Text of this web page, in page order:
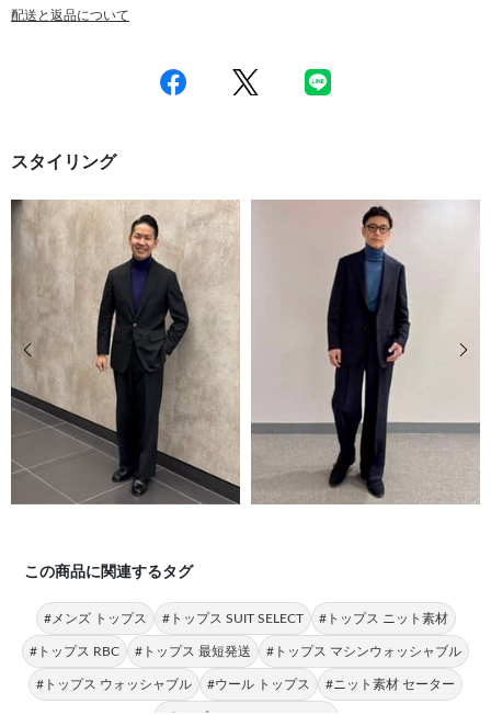
配送と返品について
スタイリング
前の画像
この商品に関連するタグ
#メンズ トップス #トップス SUIT SELECT #トップス ニット素材
#トップス RBC #トップス 最短発送 #トップス マシンウォッシャブル
#トップス ウォッシャブル #ウール トップス #ニット素材 セーター